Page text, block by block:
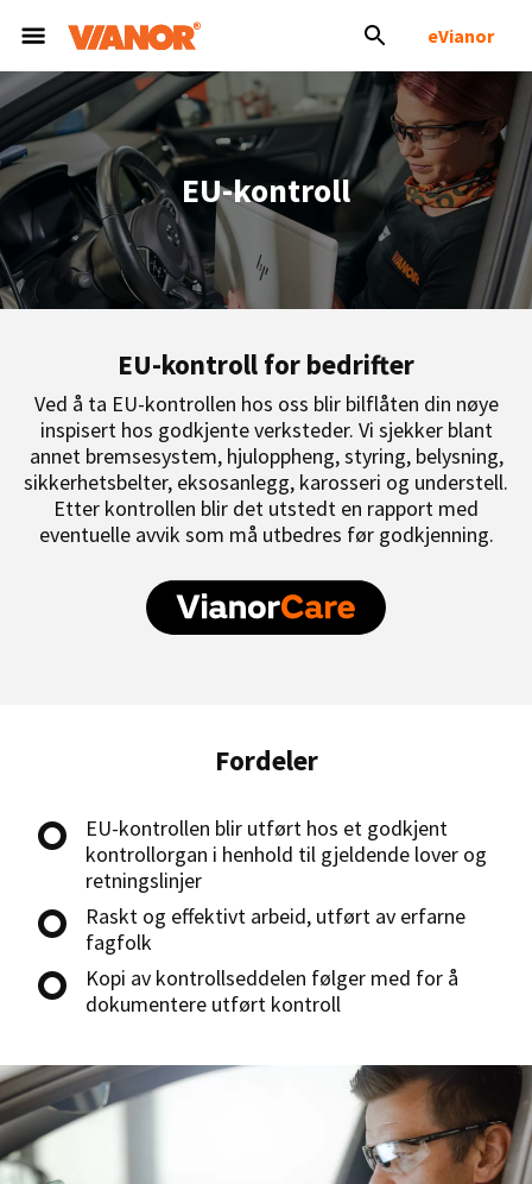
eVianor
EU-kontroll
EU-kontroll for bedrifter
Ved å ta EU-kontrollen hos oss blir bilflåten din nøye
inspisert hos godkjente verksteder. Vi sjekker blant
annet bremsesystem, hjuloppheng, styring, belysning,
sikkerhetsbelter, eksosanlegg, karosseri og understell.
Etter kontrollen blir det utstedt en rapport med
eventuelle avvik som må utbedres før godkjenning.
Fordeler
EU-kontrollen blir utført hos et godkjent
kontrollorgan i henhold til gjeldende lover og
retningslinjer
Raskt og effektivt arbeid, utført av erfarne
fagfolk
Kopi av kontrollseddelen følger med for å
dokumentere utført kontroll